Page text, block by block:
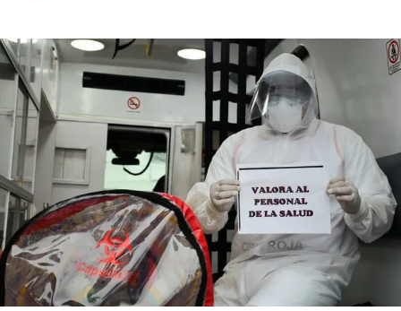
Opinión
Biblioterapia
Cartas y réplicas
APÓYANOS
Pon tu lupa sobre lo
que importa
Dona aquí